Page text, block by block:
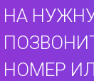
НА
НОМЕР